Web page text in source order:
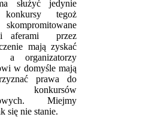
służyć jedynie
tegoż
aferami przez
mają zyskać
a organizatorzy
w domyśle mają
prawa do
konkursów
Miejmy
się nie stanie.